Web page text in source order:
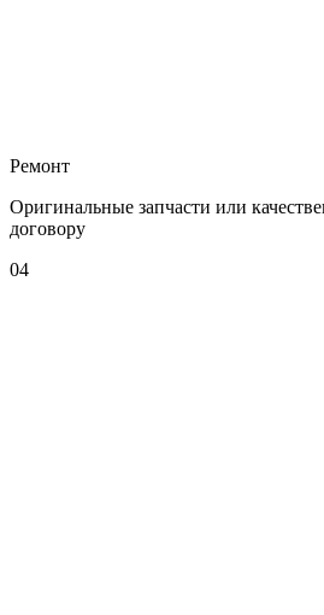
Ремонт
Оригинальные запчасти или
договору
04